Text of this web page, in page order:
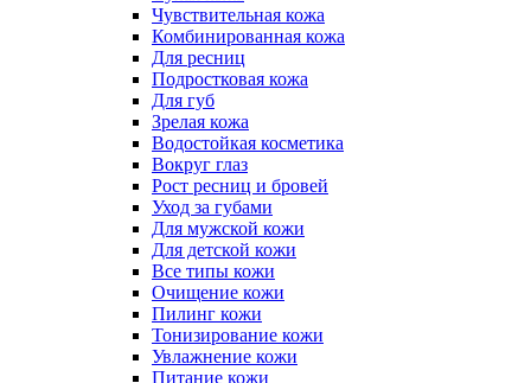
Чувствительная кожа
Комбинированная кожа
Для ресниц
Подростковая кожа
Для губ
Зрелая кожа
Водостойкая косметика
Вокруг глаз
Рост ресниц и бровей
Уход за губами
Для мужской кожи
Для детской кожи
Все типы кожи
Очищение кожи
Пилинг кожи
Тонизирование кожи
Увлажнение кожи
Питание кожи